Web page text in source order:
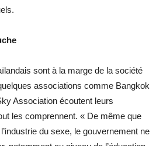
sont à la marge de la société
associations comme Bangkok
Association écoutent leurs
les comprennent. « De même que
du sexe, le gouvernement ne